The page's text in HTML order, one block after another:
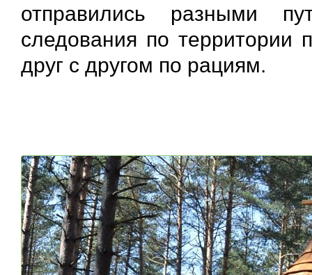
отправились разными
следования по территории
друг с другом по рациям.